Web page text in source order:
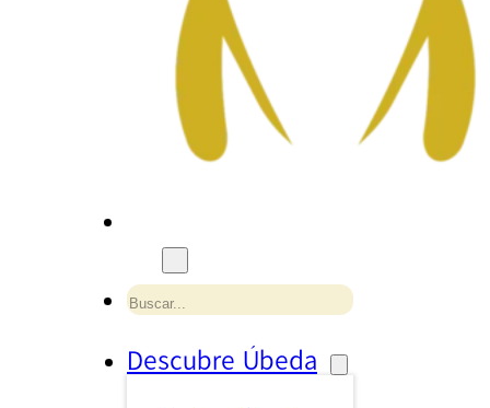
Buscar
Descubre Úbeda